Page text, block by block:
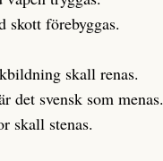
skott förebyggas.
skall renas.
det svensk som menas.
skall stenas.